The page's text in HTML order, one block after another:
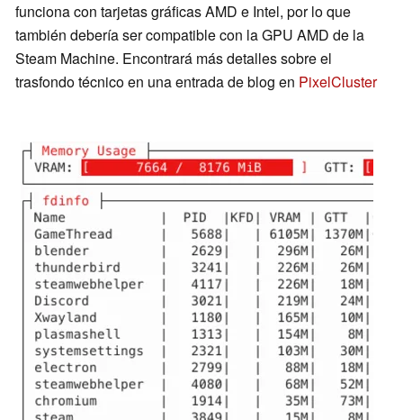
funciona con tarjetas gráficas AMD e Intel, por lo que
también debería ser compatible con la GPU AMD de la
Steam Machine. Encontrará más detalles sobre el
trasfondo técnico en una entrada de blog en PixelCluster